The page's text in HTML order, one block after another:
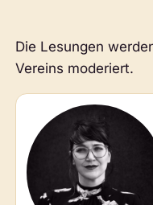
Die Lesungen
Vereins moderiert.